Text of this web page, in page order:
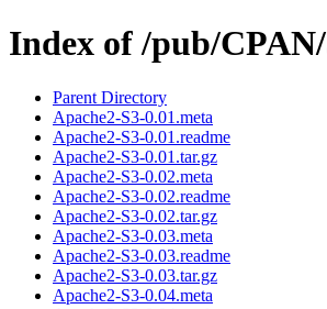
Index of /pub/
Parent Directory
Apache2-S3-0.01.meta
Apache2-S3-0.01.readme
Apache2-S3-0.01.tar.gz
Apache2-S3-0.02.meta
Apache2-S3-0.02.readme
Apache2-S3-0.02.tar.gz
Apache2-S3-0.03.meta
Apache2-S3-0.03.readme
Apache2-S3-0.03.tar.gz
Apache2-S3-0.04.meta